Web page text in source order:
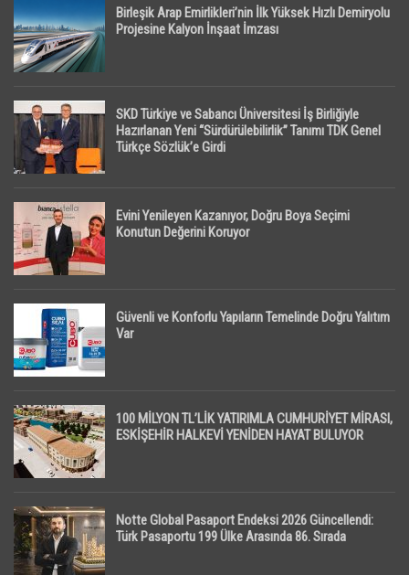
Birleşik Arap Emirlikleri’nin İlk Yüksek Hızlı Demiryolu
Projesine Kalyon İnşaat İmzası
SKD Türkiye ve Sabancı Üniversitesi İş Birliğiyle
Hazırlanan Yeni “Sürdürülebilirlik” Tanımı TDK Genel
Türkçe Sözlük’e Girdi
Evini Yenileyen Kazanıyor, Doğru Boya Seçimi
Konutun Değerini Koruyor
Güvenli ve Konforlu Yapıların Temelinde Doğru Yalıtım
Var
100 MİLYON TL’LİK YATIRIMLA CUMHURİYET MİRASI,
ESKİŞEHİR HALKEVİ YENİDEN HAYAT BULUYOR
Notte Global Pasaport Endeksi 2026 Güncellendi:
Türk Pasaportu 199 Ülke Arasında 86. Sırada